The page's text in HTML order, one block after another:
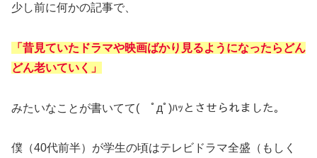
少し前に何かの記事で、
「昔見ていたドラマや映画ばかり見るようになったらどん
どん老いていく」
みたいなことが書いてて( ﾟдﾟ)ﾊｯとさせられました。
僕（40代前半）が学生の頃はテレビドラマ全盛（もしく